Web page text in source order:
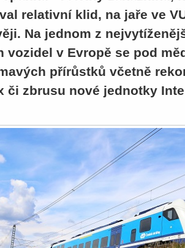
relativní klid, na jaře ve
Na jednom z
vozidel v Evropě se pod
přírůstků včetně
či zbrusu nové jednotky